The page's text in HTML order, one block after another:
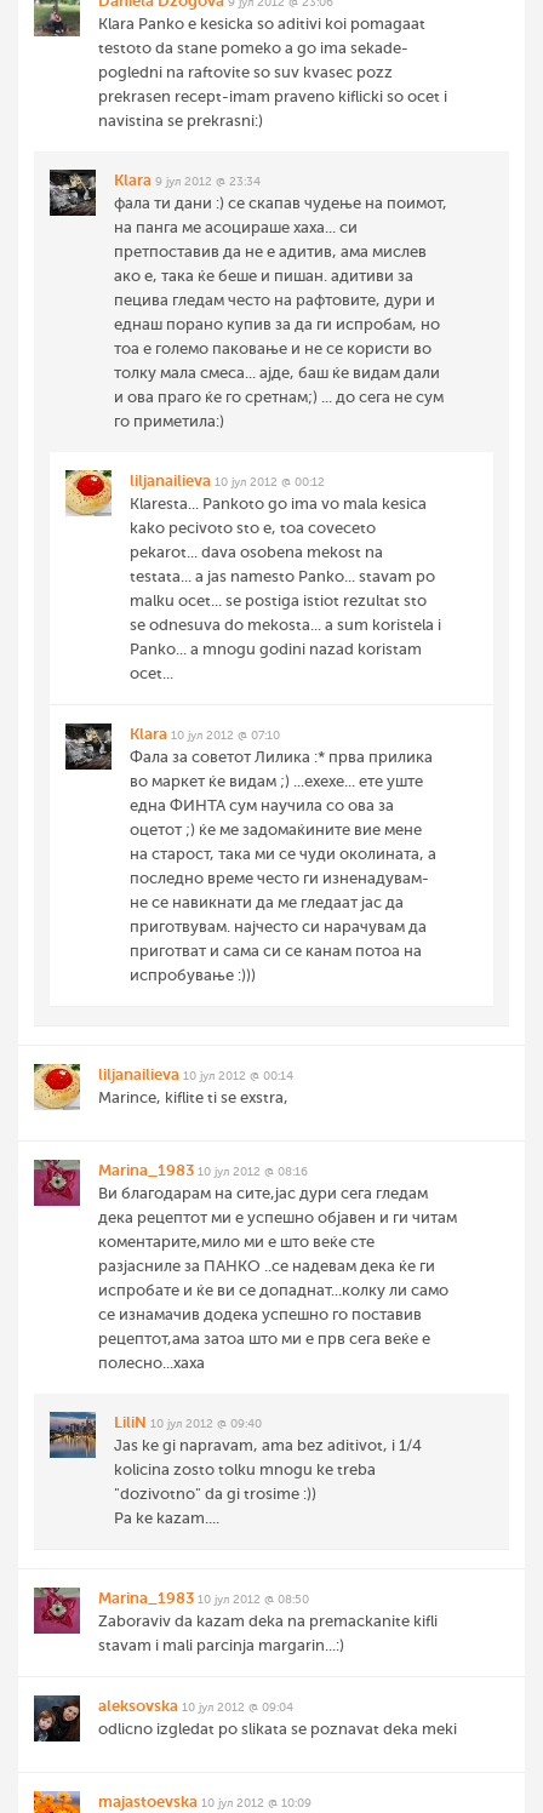
Klara Panko e kesicka so aditivi koi pomagaat
testoto da stane pomeko a go ima sekade-
pogledni na raftovite so suv kvasec pozz
prekrasen recept-imam praveno kiflicki so ocet i
navistina se prekrasni:)
Klara 9 јул 2012 @ 23:34
фала ти дани :) се скапав чудење на поимот,
на панга ме асоцираше хаха... си
претпоставив да не е адитив, ама мислев
ако е, така ќе беше и пишан. адитиви за
пецива гледам често на рафтовите, дури и
еднаш порано купив за да ги испробам, но
тоа е големо паковање и не се користи во
толку мала смеса... ајде, баш ќе видам дали
и ова праго ќе го сретнам;) ... до сега не сум
го приметила:)
liljanailieva 10 јул 2012 @ 00:12
Klaresta... Pankoto go ima vo mala kesica
kako pecivoto sto e, toa coveceto
pekarot... dava osobena mekost na
testata... a jas namesto Panko... stavam po
malku ocet... se postiga istiot rezultat sto
se odnesuva do mekosta... a sum koristela i
Panko... a mnogu godini nazad koristam
ocet...
Klara 10 јул 2012 @ 07:10
Фала за советот Лилика :* прва прилика
во маркет ќе видам ;) ...ехехе... ете уште
една ФИНТА сум научила со ова за
оцетот ;) ќе ме задомаќините вие мене
на старост, така ми се чуди околината, а
последно време често ги изненадувам-
не се навикнати да ме гледаат јас да
приготвувам. најчесто си нарачувам да
приготват и сама си се канам потоа на
испробување :)))
liljanailieva 10 јул 2012 @ 00:14
Marince, kiflite ti se exstra,
Marina_1983 10 јул 2012 @ 08:16
Ви благодарам на сите,јас дури сега гледам
дека рецептот ми е успешно објавен и ги читам
коментарите,мило ми е што веќе сте
разјасниле за ПАНКО ..се надевам дека ќе ги
испробате и ќе ви се допаднат...колку ли само
се изнамачив додека успешно го поставив
рецептот,ама затоа што ми е прв сега веќе е
полесно...хаха
LiliN 10 јул 2012 @ 09:40
Jas ke gi napravam, ama bez aditivot, i 1/4
kolicina zosto tolku mnogu ke treba
"dozivotno" da gi trosime :))
Pa ke kazam....
Marina_1983 10 јул 2012 @ 08:50
Zaboraviv da kazam deka na premackanite kifli
stavam i mali parcinja margarin...:)
aleksovska 10 јул 2012 @ 09:04
odlicno izgledat po slikata se poznavat deka meki
majastoevska 10 јул 2012 @ 10:09